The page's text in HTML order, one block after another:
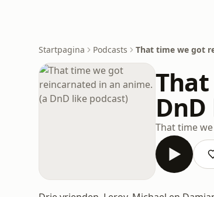
Startpagina Podcasts That time we got
That time